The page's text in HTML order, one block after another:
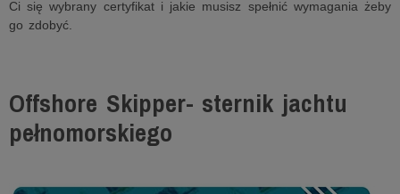
Ci się wybrany certyfikat i jakie musisz spełnić wymagania żeby
go zdobyć.
Offshore Skipper- sternik jachtu
pełnomorskiego